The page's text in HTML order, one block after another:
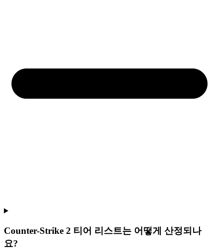
Counter-Strike 2 티어 리스트는 어떻게 산정되나
요?